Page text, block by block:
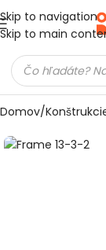
Skip to navigation
Skip to main
Domov